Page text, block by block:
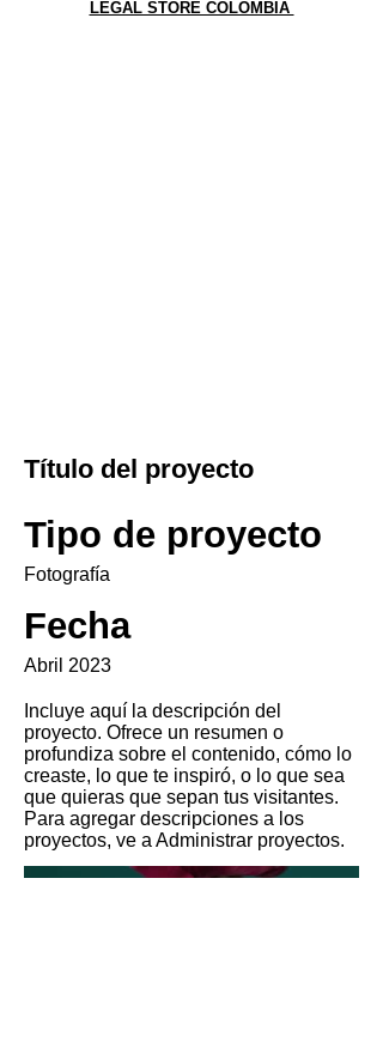
LEGAL STORE COLOMBIA
Título del proyecto
Tipo de proyecto
Fotografía
Fecha
Abril 2023
Incluye aquí la descripción del
proyecto. Ofrece un resumen o
profundiza sobre el contenido, cómo lo
creaste, lo que te inspiró, o lo que sea
que quieras que sepan tus visitantes.
Para agregar descripciones a los
proyectos, ve a Administrar proyectos.